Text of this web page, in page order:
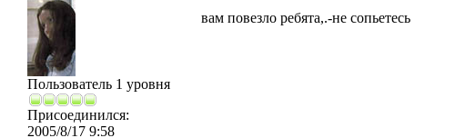
Пользователь 1 уровня
Присоединился:
2005/8/17 9:58
вам повезло ребята,.-не сопьетесь